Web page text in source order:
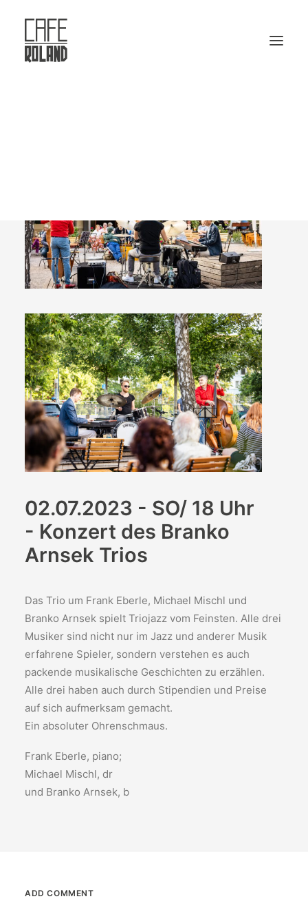
02.07.2023 - SO/ 18 Uhr
- Konzert des Branko
Arnsek Trios
Das Trio um Frank Eberle, Michael Mischl und
Branko Arnsek spielt Triojazz vom Feinsten. Alle drei
Musiker sind nicht nur im Jazz und anderer Musik
erfahrene Spieler, sondern verstehen es auch
packende musikalische Geschichten zu erzählen.
Alle drei haben auch durch Stipendien und Preise
auf sich aufmerksam gemacht.
Ein absoluter Ohrenschmaus.
Frank Eberle, piano;
Michael Mischl, dr
und Branko Arnsek, b
ADD COMMENT